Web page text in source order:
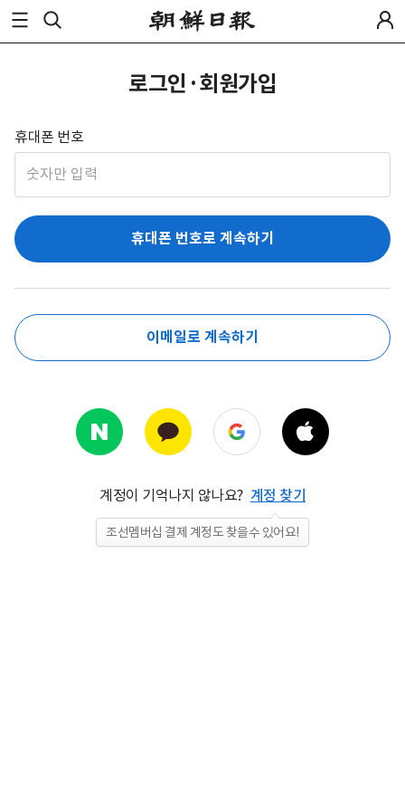
로그인·회원가입
휴대폰 번호
휴대폰 번호로 계속하기
이메일로 계속하기
계정이 기억나지 않나요? 계정 찾기
조선멤버십 결제 계정도 찾을수 있어요!